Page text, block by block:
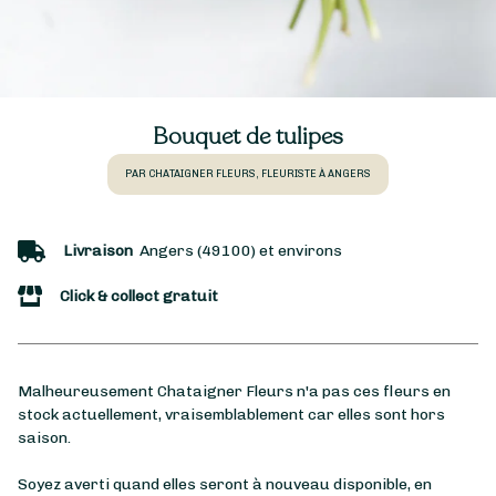
Bouquet de tulipes
PAR CHATAIGNER FLEURS, FLEURISTE À ANGERS
Livraison Angers (49100) et environs
Click & collect gratuit
Malheureusement Chataigner Fleurs n'a pas ces fleurs en
stock actuellement, vraisemblablement car elles sont hors
saison.
Soyez averti quand elles seront à nouveau disponible, en